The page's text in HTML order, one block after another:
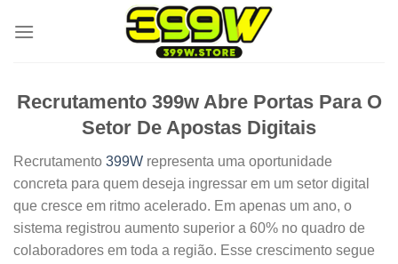
Recrutamento 399w Abre Portas Para O
Setor De Apostas Digitais
Recrutamento 399W representa uma oportunidade
concreta para quem deseja ingressar em um setor digital
que cresce em ritmo acelerado. Em apenas um ano, o
sistema registrou aumento superior a 60% no quadro de
colaboradores em toda a região. Esse crescimento segue